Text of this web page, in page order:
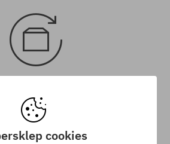
a csomag kézhezvételétől számítva
30 napod van.
cookies